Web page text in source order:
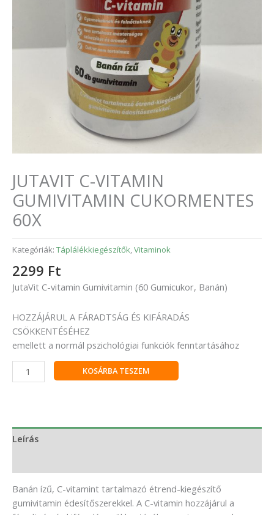
JUTAVIT C-VITAMIN
GUMIVITAMIN CUKORMENTES
60X
Kategóriák: Táplálékkiegészítők,Vitaminok
2299 Ft
JutaVit C-vitamin Gumivitamin (60 Gumicukor, Banán)
HOZZÁJÁRUL A FÁRADTSÁG ÉS KIFÁRADÁS
CSÖKKENTÉSÉHEZ
emellett a normál pszichológiai funkciók fenntartásához
KOSÁRBA TESZEM
Leírás
Banán ízű, C-vitamint tartalmazó étrend-kiegészítő
gumivitamin édesítőszerekkel. A C-vitamin hozzájárul a